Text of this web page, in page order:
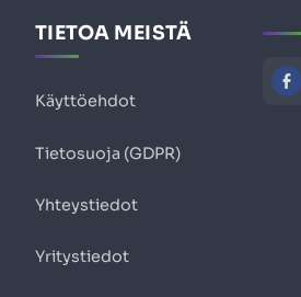
TIETOA MEISTÄ
Käyttöehdot
Tietosuoja (GDPR)
Yhteystiedot
Yritystiedot